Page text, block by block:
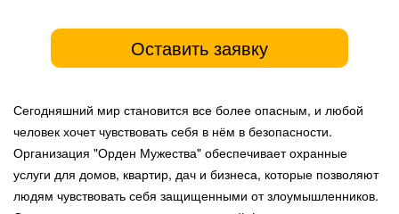
Оставить заявку
Сегодняшний мир становится все более опасным, и любой
человек хочет чувствовать себя в нём в безопасности.
Организация "Орден Мужества" обеспечивает охранные
услуги для домов, квартир, дач и бизнеса, которые позволяют
людям чувствовать себя защищенными от злоумышленников.